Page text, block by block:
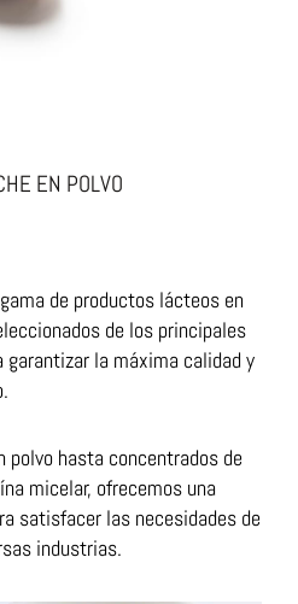
EN POLVO​
de productos lácteos en
de los principales
la máxima calidad y
polvo hasta concentrados de
micelar, ofrecemos una
satisfacer las necesidades de
industrias.